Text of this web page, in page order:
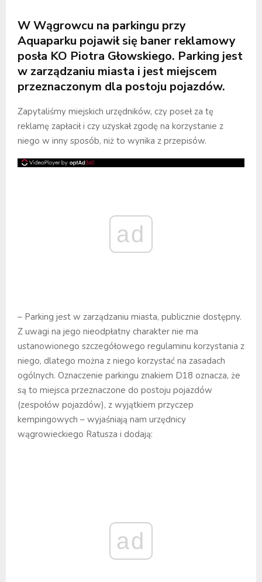
W Wągrowcu na parkingu przy
Aquaparku pojawił się baner reklamowy
posła KO Piotra Głowskiego. Parking jest
w zarządzaniu miasta i jest miejscem
przeznaczonym dla postoju pojazdów.
Zapytaliśmy miejskich urzędników, czy poseł za tę
reklamę zapłacił i czy uzyskał zgodę na korzystanie z
niego w inny sposób, niż to wynika z przepisów.
ad
– Parking jest w zarządzaniu miasta, publicznie dostępny.
Z uwagi na jego nieodpłatny charakter nie ma
ustanowionego szczegółowego regulaminu korzystania z
niego, dlatego można z niego korzystać na zasadach
ogólnych. Oznaczenie parkingu znakiem D18 oznacza, że
są to miejsca przeznaczone do postoju pojazdów
(zespołów pojazdów), z wyjątkiem przyczep
kempingowych – wyjaśniają nam urzędnicy
wągrowieckiego Ratusza i dodają:
ad